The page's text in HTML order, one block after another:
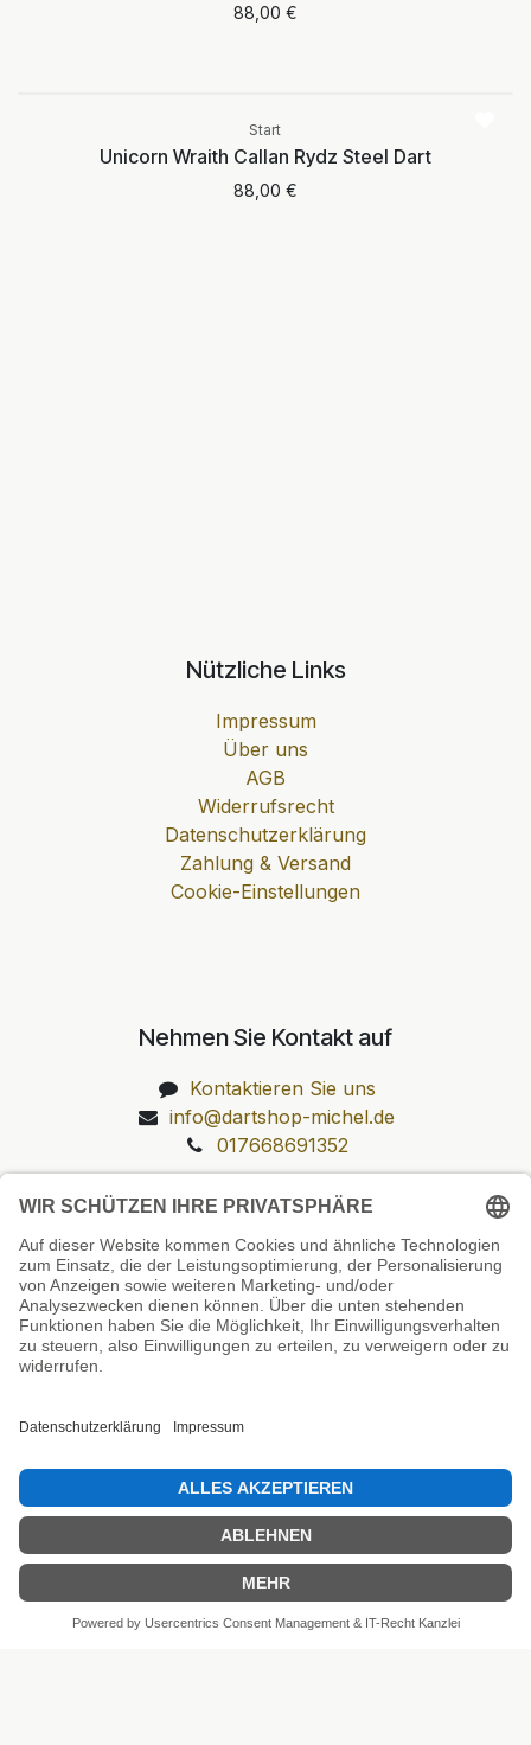
88,00 €
Start
Unicorn Wraith Callan Rydz Steel Dart
88,00 €
Nützliche Links
Impressum
Über uns
AGB
Widerrufsrecht
Datenschutzerklärung
Zahlung & Versand
Cookie-Einstellungen
Nehmen Sie Kontakt auf
Kontaktieren Sie uns
info@dartshop-michel.de
017668691352
Unsere Prüfsiegel